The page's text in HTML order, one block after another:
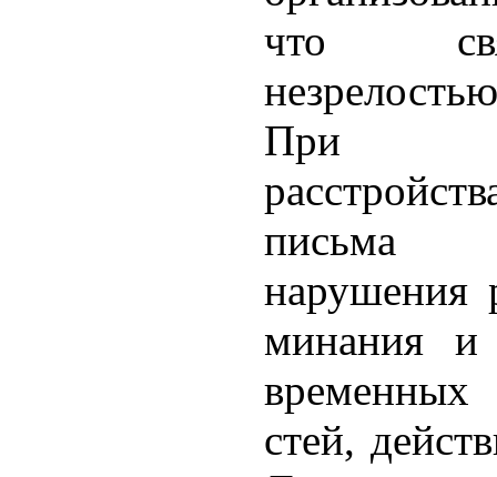
что
При
письма
нарушения
минания и
временных
стей,